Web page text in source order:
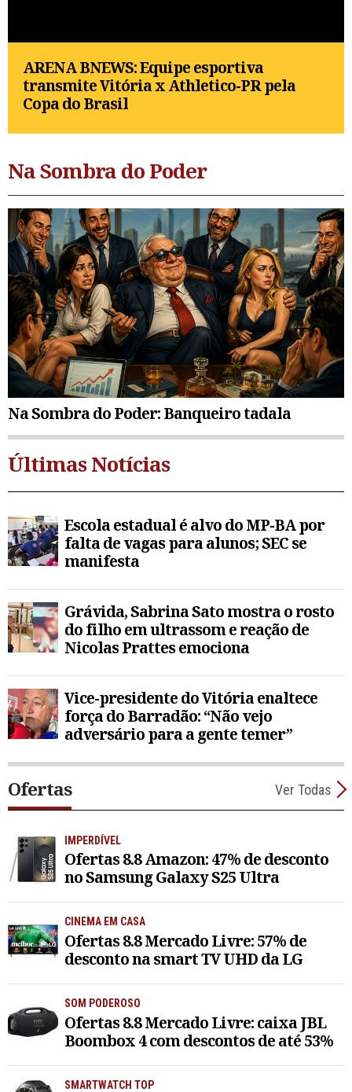
ARENA BNEWS: Equipe esportiva
transmite Vitória x Athletico-PR pela
Copa do Brasil
Na Sombra do Poder
Na Sombra do Poder: Banqueiro tadala
Últimas Notícias
Escola estadual é alvo do MP-BA por
falta de vagas para alunos; SEC se
manifesta
Grávida, Sabrina Sato mostra o rosto
do filho em ultrassom e reação de
Nicolas Prattes emociona
Vice-presidente do Vitória enaltece
força do Barradão: “Não vejo
adversário para a gente temer”
Ofertas Ver Todas
IMPERDÍVEL
Ofertas 8.8 Amazon: 47% de desconto
no Samsung Galaxy S25 Ultra
CINEMA EM CASA
Ofertas 8.8 Mercado Livre: 57% de
desconto na smart TV UHD da LG
SOM PODEROSO
Ofertas 8.8 Mercado Livre: caixa JBL
Boombox 4 com descontos de até 53%
SMARTWATCH TOP